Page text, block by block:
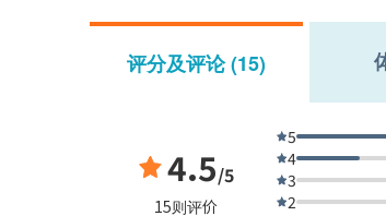
评分及评论 (15)
4.5/5
15则评价
5
4
3
2